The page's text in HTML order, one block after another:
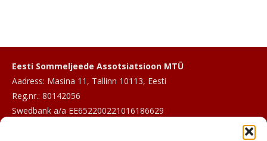
Eesti Sommeljeede Assotsiatsioon MTÜ
Aadress: Masina 11, Tallinn 10113, Eesti
Reg.nr.: 80142056
Swedbank a/a EE652200221016186629